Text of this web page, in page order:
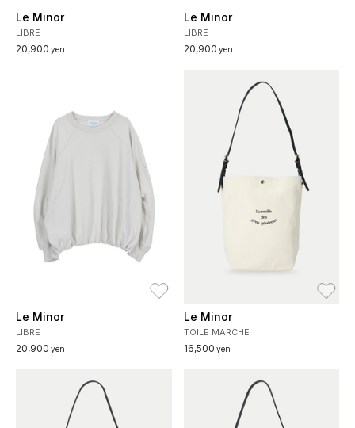
Le Minor
LIBRE
20,900 yen
Le Minor
LIBRE
20,900 yen
Le Minor
LIBRE
20,900 yen
Le Minor
TOILE MARCHE
16,500 yen